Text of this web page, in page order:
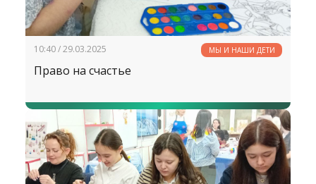
10:40 / 29.03.2025 МЫ И НАШИ ДЕТИ
Право на счастье